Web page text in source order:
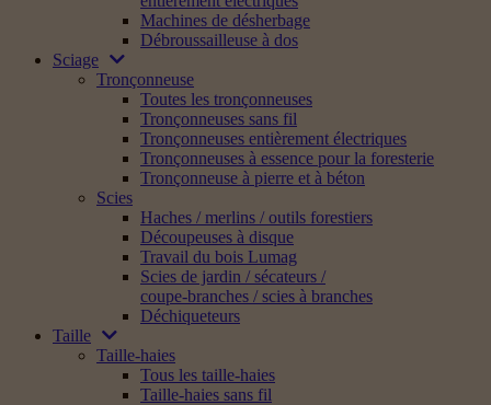
Machines de désherbage
Débroussailleuse à dos
Sciage
Tronçonneuse
Toutes les tronçonneuses
Tronçonneuses sans fil
Tronçonneuses entièrement électriques
Tronçonneuses à essence pour la foresterie
Tronçonneuse à pierre et à béton
Scies
Haches / merlins / outils forestiers
Découpeuses à disque
Travail du bois Lumag
Scies de jardin / sécateurs /
coupe-branches / scies à branches
Déchiqueteurs
Taille
Taille-haies
Tous les taille-haies
Taille-haies sans fil